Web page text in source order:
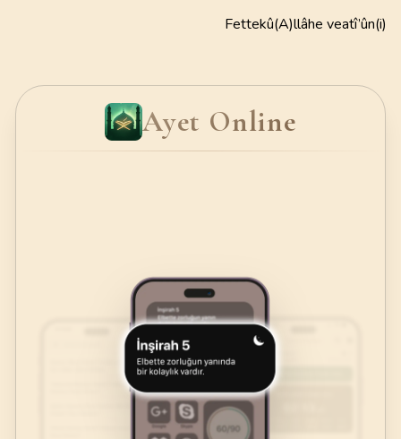
Fettekû(A)llâhe veatî’ûn(i)
Ayet Online